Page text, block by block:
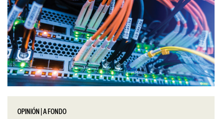
OPINIÓN |A FONDO